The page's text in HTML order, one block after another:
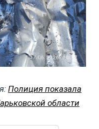
Полиция показала
области